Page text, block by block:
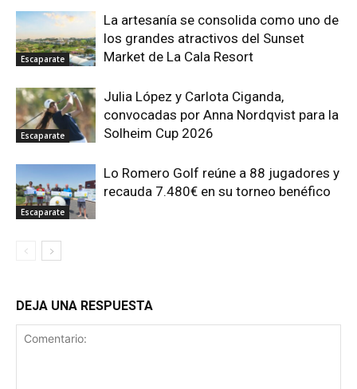
Escaparate
La artesanía se consolida como uno de
los grandes atractivos del Sunset
Market de La Cala Resort
Escaparate
Julia López y Carlota Ciganda,
convocadas por Anna Nordqvist para la
Solheim Cup 2026
Escaparate
Lo Romero Golf reúne a 88 jugadores y
recauda 7.480€ en su torneo benéfico
DEJA UNA RESPUESTA